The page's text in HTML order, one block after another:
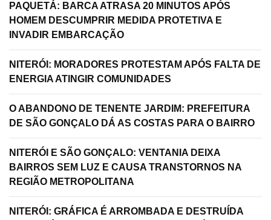
PAQUETÁ: BARCA ATRASA 20 MINUTOS APÓS
HOMEM DESCUMPRIR MEDIDA PROTETIVA E
INVADIR EMBARCAÇÃO
NITERÓI: MORADORES PROTESTAM APÓS FALTA DE
ENERGIA ATINGIR COMUNIDADES
O ABANDONO DE TENENTE JARDIM: PREFEITURA
DE SÃO GONÇALO DÁ AS COSTAS PARA O BAIRRO
NITERÓI E SÃO GONÇALO: VENTANIA DEIXA
BAIRROS SEM LUZ E CAUSA TRANSTORNOS NA
REGIÃO METROPOLITANA
NITERÓI: GRÁFICA É ARROMBADA E DESTRUÍDA